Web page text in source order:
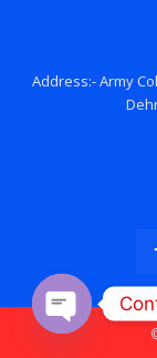
Address:- Army